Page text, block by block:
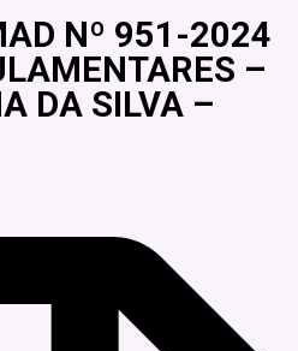
Nº 951-2024
–
DA SILVA –